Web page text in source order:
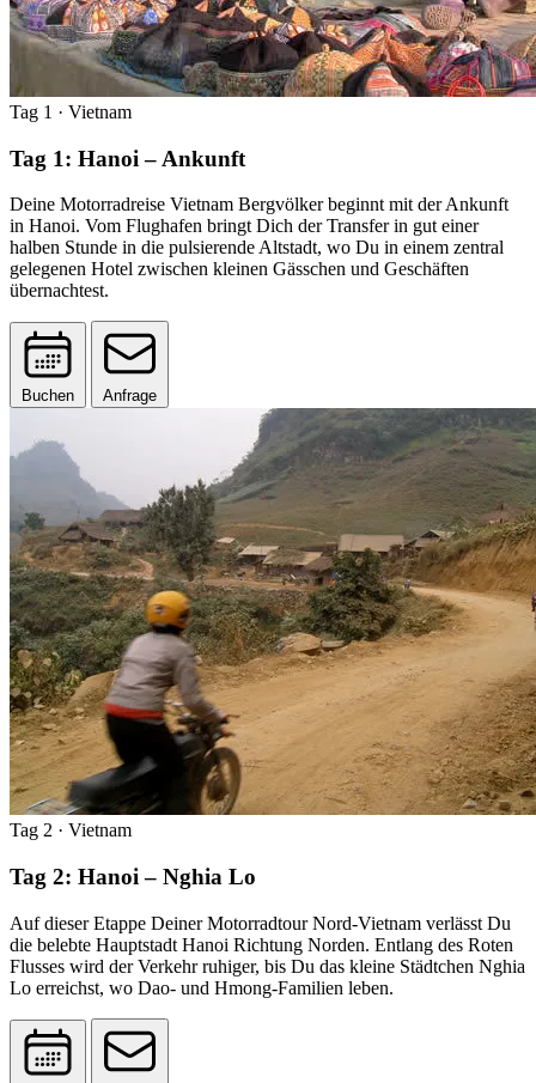
Tag 1 · Vietnam
Tag 1: Hanoi – Ankunft
Deine Motorradreise Vietnam Bergvölker beginnt mit der Ankunft
in Hanoi. Vom Flughafen bringt Dich der Transfer in gut einer
halben Stunde in die pulsierende Altstadt, wo Du in einem zentral
gelegenen Hotel zwischen kleinen Gässchen und Geschäften
übernachtest.
Buchen Anfrage
Tag 2 · Vietnam
Tag 2: Hanoi – Nghia Lo
Auf dieser Etappe Deiner Motorradtour Nord-Vietnam verlässt Du
die belebte Hauptstadt Hanoi Richtung Norden. Entlang des Roten
Flusses wird der Verkehr ruhiger, bis Du das kleine Städtchen Nghia
Lo erreichst, wo Dao- und Hmong-Familien leben.